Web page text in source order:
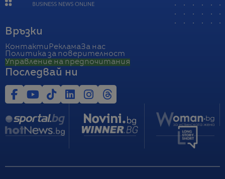
Връзки
Контакти РекламаЗа нас
Политика за поверителност
Управление на предпочитания
Последвай ни